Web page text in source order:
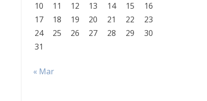
10
11 12 13 14 15
16
17
18 19 20 21 22
23
24
25 26 27 28 29
30
31
« Mar